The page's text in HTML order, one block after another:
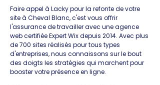
Faire appel à Lacky pour la refonte de votre
site à Cheval Blanc, c'est vous offrir
l'assurance de travailler avec une agence
web certifiée Expert Wix depuis 2014. Avec plus
de 700 sites réalisés pour tous types
d'entreprises, nous connaissons sur le bout
des doigts les stratégies qui marchent pour
booster votre présence en ligne.